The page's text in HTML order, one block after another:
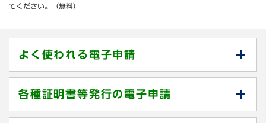
てください。（無料）
よく使われる電子申請
各種証明書等発行の電子申請